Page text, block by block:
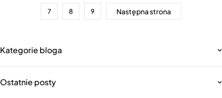
7 8 9 Następna strona
Kategorie bloga
Ostatnie posty